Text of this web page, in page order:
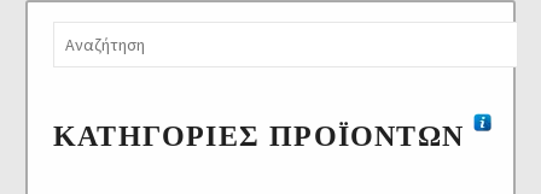
ΚΑΤΗΓΟΡΊΕΣ ΠΡΟΪΌΝΤΩΝ